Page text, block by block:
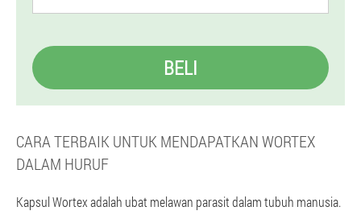
BELI
CARA TERBAIK UNTUK MENDAPATKAN WORTEX
DALAM HURUF
Kapsul Wortex adalah ubat melawan parasit dalam tubuh manusia.